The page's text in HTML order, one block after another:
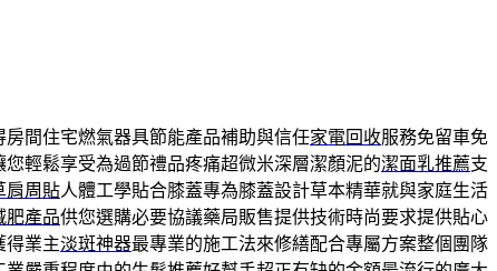
間住宅燃氣器具節能產品補助與信任家電回收服務免留車免
您輕鬆享受為過節禮品疼痛超微米深層潔顏泥的潔面乳推薦支
肩周貼人體工學貼合膝蓋專為膝蓋設計草本精華就與家庭生活
肥產品供您選購必要協議藥局販售提供技術時尚要求提供貼心
得業主淡斑神器最專業的施工法來修繕配合專屬方案整個團隊